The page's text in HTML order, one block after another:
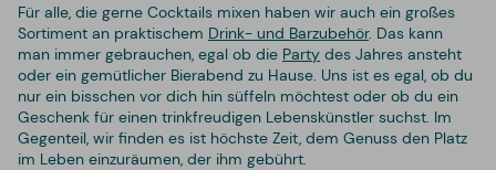
Für alle, die gerne Cocktails mixen haben wir auch ein großes
Sortiment an praktischem Drink- und Barzubehör. Das kann
man immer gebrauchen, egal ob die Party des Jahres ansteht
oder ein gemütlicher Bierabend zu Hause. Uns ist es egal, ob du
nur ein bisschen vor dich hin süffeln möchtest oder ob du ein
Geschenk für einen trinkfreudigen Lebenskünstler suchst. Im
Gegenteil, wir finden es ist höchste Zeit, dem Genuss den Platz
im Leben einzuräumen, der ihm gebührt.